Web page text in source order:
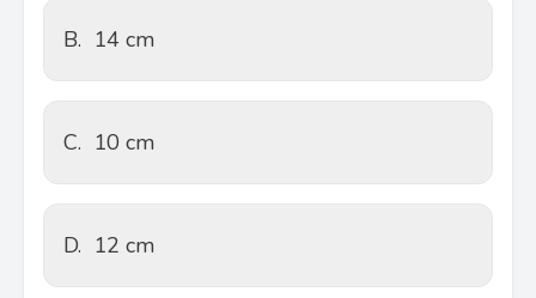
B. 14 cm
C. 10 cm
D. 12 cm